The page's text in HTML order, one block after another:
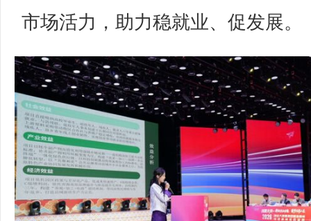
市场活力，助力稳就业、促发展。